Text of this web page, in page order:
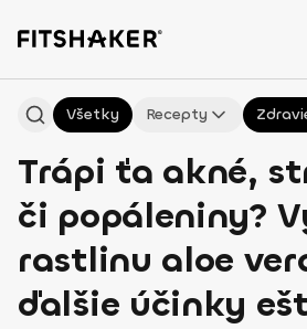
Všetky Recepty
Trápi ťa akné,
či popáleniny?
rastlinu aloe
ďalšie účinky